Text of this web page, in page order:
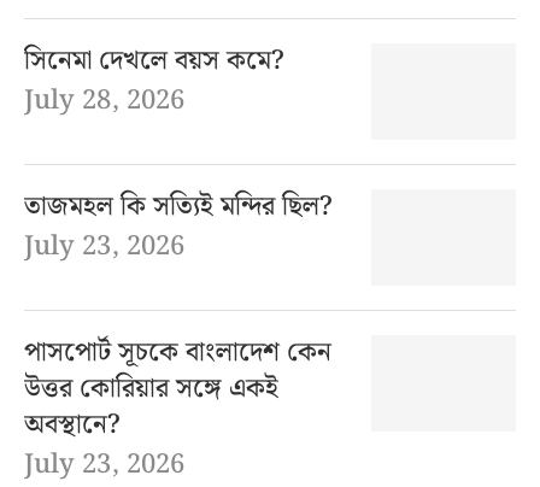
সিনেমা দেখলে বয়স কমে?
July 28, 2026
তাজমহল কি সত্যিই মন্দির ছিল?
July 23, 2026
পাসপোর্ট সূচকে বাংলাদেশ কেন
উত্তর কোরিয়ার সঙ্গে একই
অবস্থানে?
July 23, 2026